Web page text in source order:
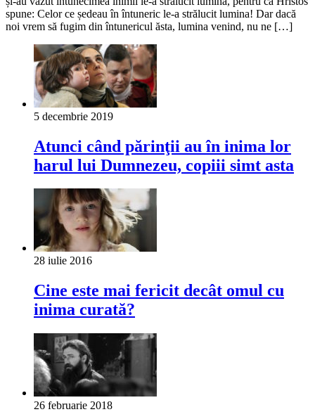
spune: Celor ce ședeau în întuneric le-a strălucit lumina! Dar dacă
noi vrem să fugim din întunericul ăsta, lumina venind, nu ne […]
5 decembrie 2019
Atunci când părinţii au în inima lor
harul lui Dumnezeu, copiii simt asta
28 iulie 2016
Cine este mai fericit decât omul cu
inima curată?
26 februarie 2018